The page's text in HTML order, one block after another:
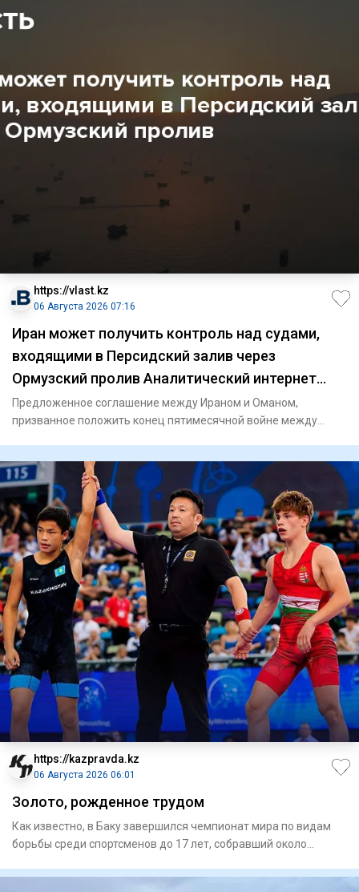
https://vlast.kz
06 Августа 2026 07:16
Иран может получить контроль над судами,
входящими в Персидский залив через
Ормузский пролив Аналитический интернет
журнал Власть
Предложенное соглашение между Ираном и Оманом,
призванное положить конец пятимесячной войне между
https://kazpravda.kz
06 Августа 2026 06:01
Золото, рожденное трудом
Как известно, в Баку завершился чемпионат мира по видам
борьбы среди спортсменов до 17 лет, собравший около